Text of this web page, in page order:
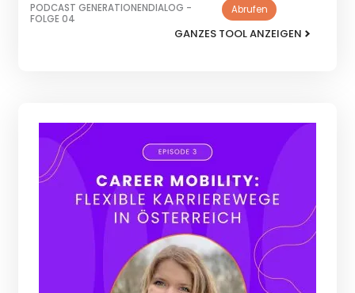
PODCAST GENERATIONENDIALOG -
FOLGE 04
Abrufen
GANZES TOOL ANZEIGEN